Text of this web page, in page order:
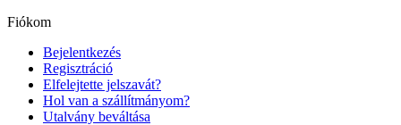
Fiókom
Bejelentkezés
Regisztráció
Elfelejtette jelszavát?
Hol van a szállítmányom?
Utalvány beváltása